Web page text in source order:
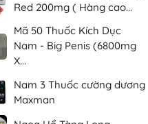
Red 200mg ( Hàng cao...
Mã 50 Thuốc Kích Dục
Nam - Big Penis (6800mg
X...
Nam 3 Thuốc cường dương
Maxman